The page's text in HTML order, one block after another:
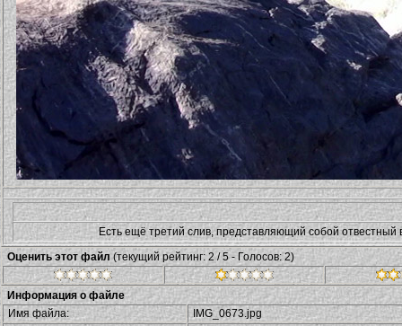
Есть ещё третий слив, представляющий собой отвестный
Оценить этот файл(текущий рейтинг: 2 / 5 - Голосов: 2)
Информация о файле
Имя файла:
IMG_0673.jpg